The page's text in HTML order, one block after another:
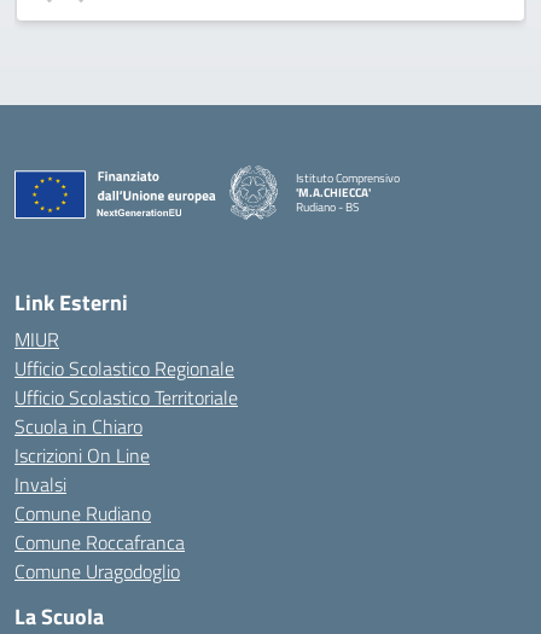
Istituto Comprensivo
'M.A.CHIECCA'
Rudiano - BS
Link Esterni
MIUR
Ufficio Scolastico Regionale
Ufficio Scolastico Territoriale
Scuola in Chiaro
Iscrizioni On Line
Invalsi
Comune Rudiano
Comune Roccafranca
Comune Uragodoglio
La Scuola